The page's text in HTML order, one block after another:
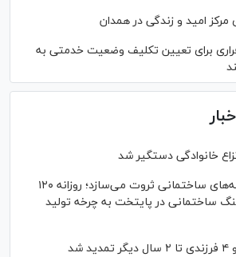
مرکز امید و زندگی در همدان
برای تعیین تکلیف وضعیت خدمتی به
خانوادگی دستگیر شد
شهری که از نخاله‌های ساختمانی ثروت می‌سازد؛ روزانه ۱۲۰
ساختمانی در پایتخت به چرخه تولید